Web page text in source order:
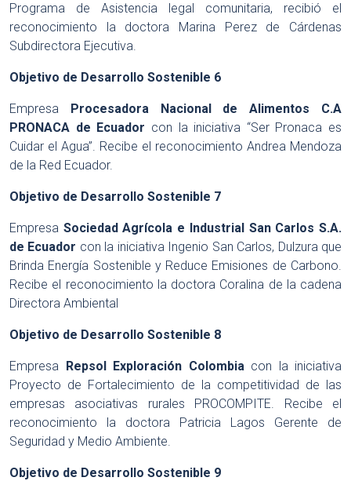
Programa de Asistencia legal comunitaria, recibió el
reconocimiento la doctora Marina Perez de Cárdenas
Subdirectora Ejecutiva.
Objetivo de Desarrollo Sostenible 6
Empresa Procesadora Nacional de Alimentos C.A
PRONACA de Ecuador con la iniciativa “Ser Pronaca es
Cuidar el Agua”. Recibe el reconocimiento Andrea Mendoza
de la Red Ecuador.
Objetivo de Desarrollo Sostenible 7
Empresa Sociedad Agrícola e Industrial San Carlos S.A.
de Ecuador con la iniciativa Ingenio San Carlos, Dulzura que
Brinda Energía Sostenible y Reduce Emisiones de Carbono.
Recibe el reconocimiento la doctora Coralina de la cadena
Directora Ambiental
Objetivo de Desarrollo Sostenible 8
Empresa Repsol Exploración Colombiacon la iniciativa
Proyecto de Fortalecimiento de la competitividad de las
empresas asociativas rurales PROCOMPITE. Recibe el
reconocimiento la doctora Patricia Lagos Gerente de
Seguridad y Medio Ambiente.
Objetivo de Desarrollo Sostenible 9